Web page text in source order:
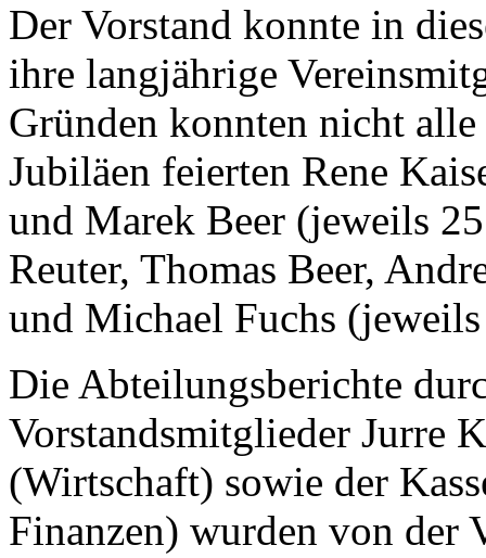
Der Vorstand konnte in
ihre langjährige
Gründen konnten nicht
Jubiläen feierten Rene
und Marek Beer (jeweils
Reuter, Thomas Beer,
und Michael Fuchs
Die Abteilungsberichte
Vorstandsmitglieder Jurre
(Wirtschaft) sowie der
Finanzen) wurden von der